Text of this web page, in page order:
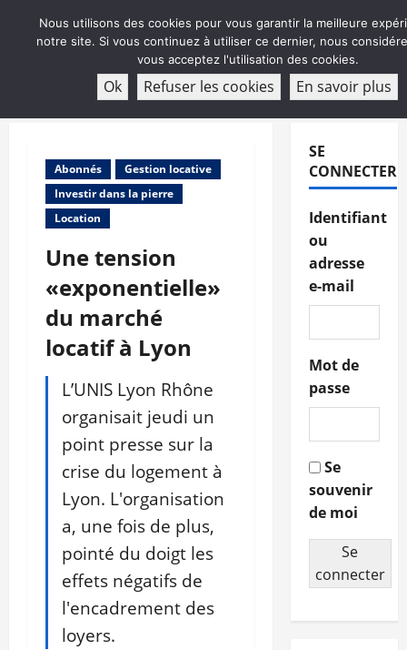
ABONNEMENT
Abonnés
Gestion locative
Investir dans la pierre
Location
Une tension
«exponentielle»
du marché
locatif à Lyon
L’UNIS Lyon Rhône
organisait jeudi un
point presse sur la
crise du logement à
Lyon. L'organisation
a, une fois de plus,
pointé du doigt les
effets négatifs de
l'encadrement des
loyers.
SE
CONNECTER
Identifiant
ou
adresse
e-mail
Mot de
passe
Se
souvenir
de moi
Se
connecter
Nous utilisons des cookies pour vous garantir la meilleure
notre site. Si vous continuez à utiliser ce dernier, nous
vous acceptez l'utilisation des cookies.
Ok Refuser les cookies En savoir plus